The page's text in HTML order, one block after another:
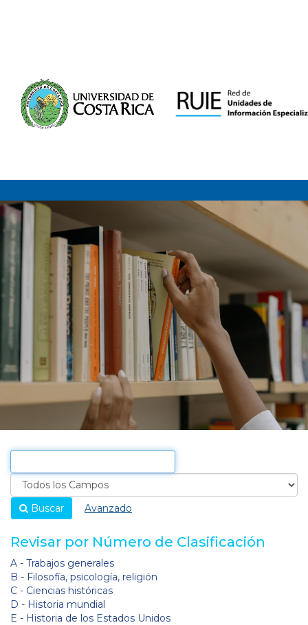
Buscar Avanzado
Revisar por Número de Clasificación
A - Trabajos generales
B - Filosofía, psicología, religión
C - Ciencias históricas
D - Historia mundial
E - Historia de los Estados Unidos